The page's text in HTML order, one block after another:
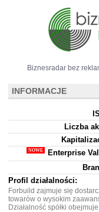
Biznesradar bez
INFORMACJE
Liczba
Enterprise
Profil działalności:
Forbuild zajmuje się
towarów o wysokim
Działalność spółki